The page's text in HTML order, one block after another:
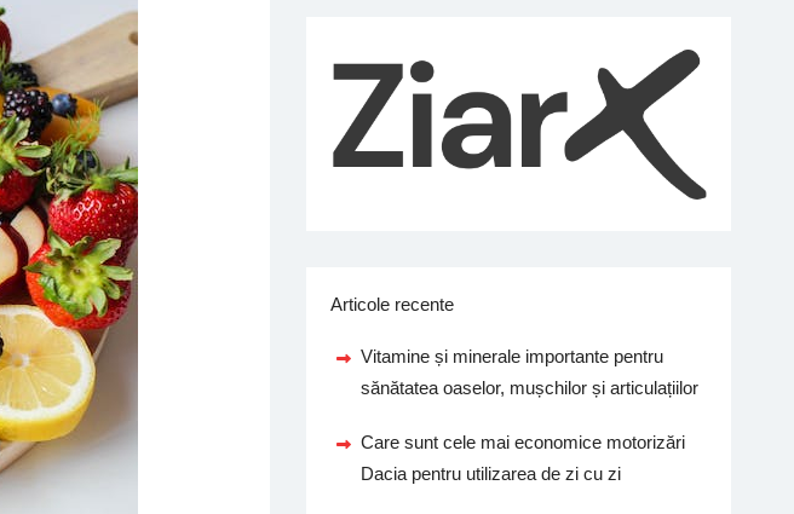
Articole recente
Vitamine și minerale importante pentru
sănătatea oaselor, mușchilor și articulațiilor
Care sunt cele mai economice motorizări
Dacia pentru utilizarea de zi cu zi